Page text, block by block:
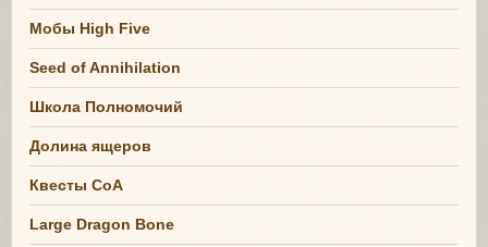
Мобы High Five
Seed of Annihilation
Школа Полномочий
Долина ящеров
Квесты СоА
Large Dragon Bone